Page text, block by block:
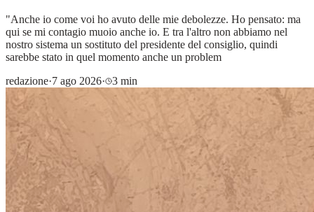
"Anche io come voi ho avuto delle mie debolezze. Ho pensato: ma
qui se mi contagio muoio anche io. E tra l'altro non abbiamo nel
nostro sistema un sostituto del presidente del consiglio, quindi
sarebbe stato in quel momento anche un problem
redazione·7 ago 2026· 3 min